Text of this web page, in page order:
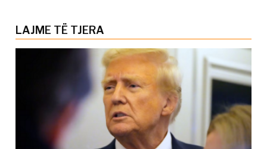
LAJME TË TJERA